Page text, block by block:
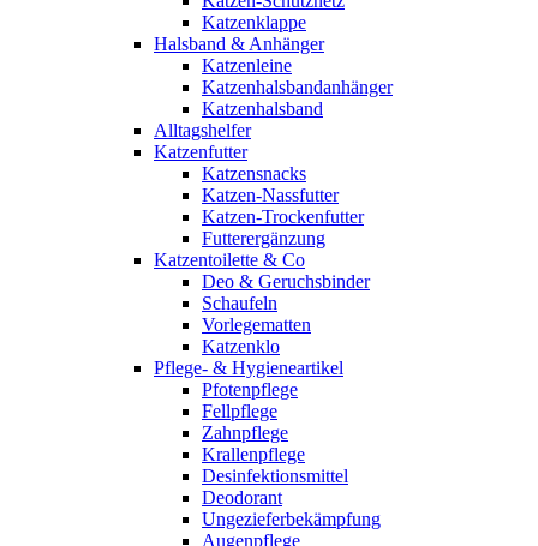
Katzenklappe
Halsband & Anhänger
Katzenleine
Katzenhalsbandanhänger
Katzenhalsband
Alltagshelfer
Katzenfutter
Katzensnacks
Katzen-Nassfutter
Katzen-Trockenfutter
Futterergänzung
Katzentoilette & Co
Deo & Geruchsbinder
Schaufeln
Vorlegematten
Katzenklo
Pflege- & Hygieneartikel
Pfotenpflege
Fellpflege
Zahnpflege
Krallenpflege
Desinfektionsmittel
Deodorant
Ungezieferbekämpfung
Augenpflege